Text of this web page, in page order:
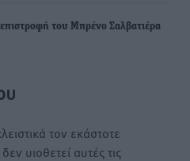
του Μπρένο Σαλβατιέρα
τον εκάστοτε
υιοθετεί αυτές τις